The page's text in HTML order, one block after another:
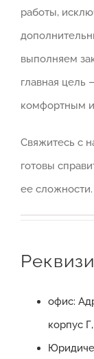
работы,
выполняем
главная цель
комфортным
Свяжитесь с
готовы
ее сложности.
офис:
корпус